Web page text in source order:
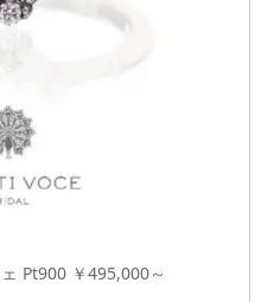
Pt900 ￥495,000～